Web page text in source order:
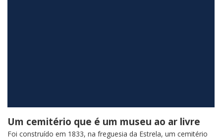
Um cemitério que é um museu ao ar livre
Foi construído em 1833, na freguesia da Estrela, um cemitério